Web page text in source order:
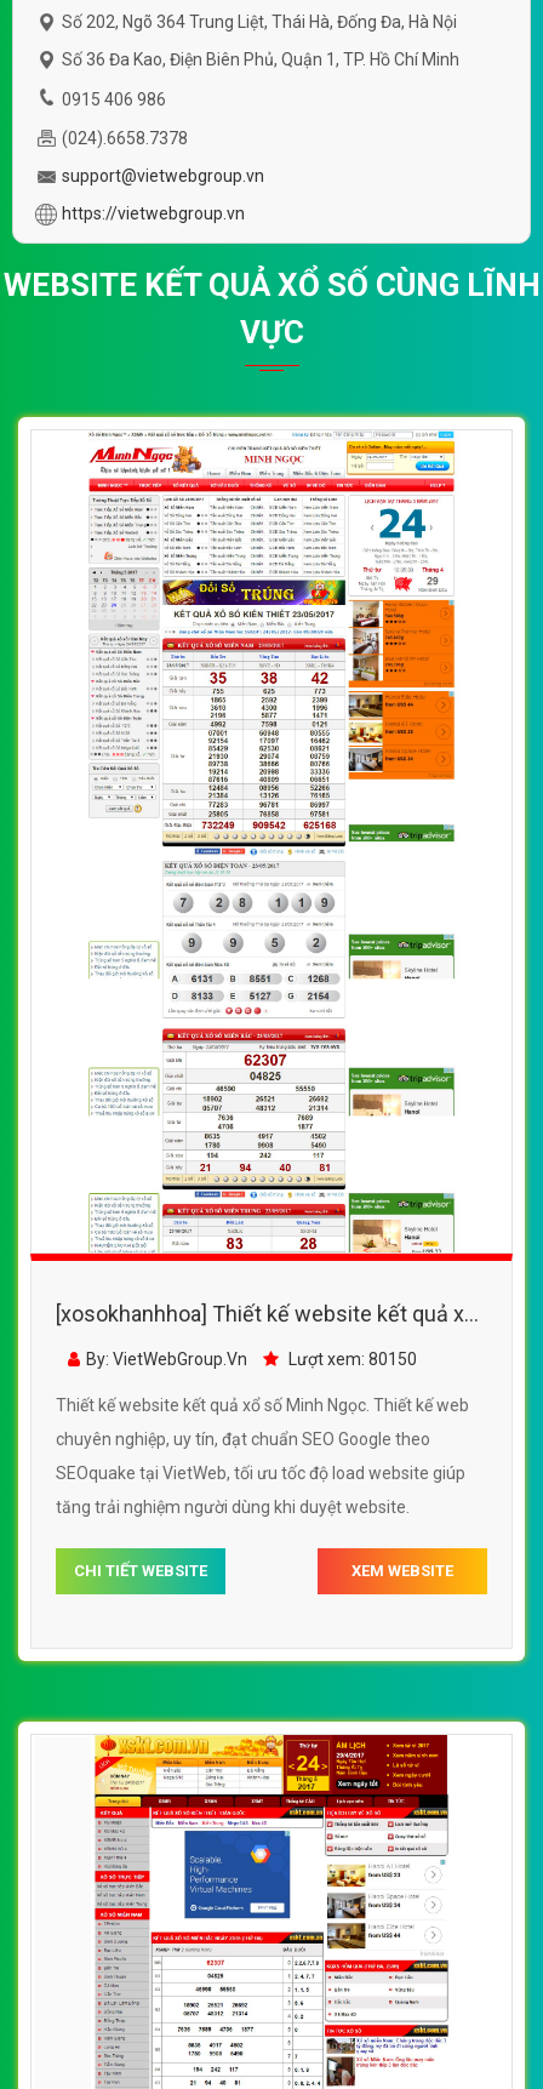
Số 202, Ngõ 364 Trung Liệt, Thái Hà, Đống Đa, Hà Nội
Số 36 Đa Kao, Điện Biên Phủ, Quận 1, TP. Hồ Chí Minh
0915 406 986
(024).6658.7378
support@vietwebgroup.vn
https://vietwebgroup.vn
WEBSITE KẾT QUẢ XỔ SỐ CÙNG LĨNH
VỰC
[xosokhanhhoa] Thiết kế website kết quả xổ
số Minh Ngọc đẹp SEO nhanh hiệu quả
By: VietWebGroup.Vn Lượt xem: 80150
Thiết kế website kết quả xổ số Minh Ngọc. Thiết kế web
chuyên nghiệp, uy tín, đạt chuẩn SEO Google theo
SEOquake tại VietWeb, tối ưu tốc độ load website giúp
tăng trải nghiệm người dùng khi duyệt website.
CHI TIẾT WEBSITE XEM WEBSITE